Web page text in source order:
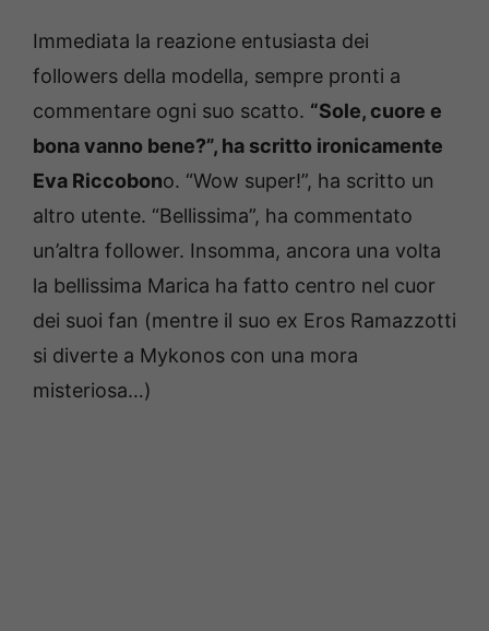
Immediata la reazione entusiasta dei
followers della modella, sempre pronti a
commentare ogni suo scatto. “Sole, cuore e
bona vanno bene?”, ha scritto ironicamente
Eva Riccobono. “Wow super!”, ha scritto un
altro utente. “Bellissima”, ha commentato
un’altra follower. Insomma, ancora una volta
la bellissima Marica ha fatto centro nel cuor
dei suoi fan (mentre il suo ex Eros Ramazzotti
si diverte a Mykonos con una mora
misteriosa…)